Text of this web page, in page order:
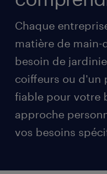
Chaque
matière de main-
besoin de
coiffeurs ou d'un
fiable pour votre
approche
vos besoins